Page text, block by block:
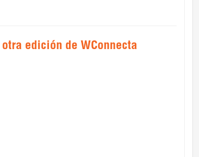
edición de WConnecta